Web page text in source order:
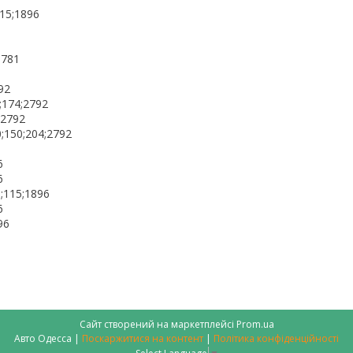
Сайт створений на маркетплейсі Prom.ua
Авто Одесса | Поскаржитися на контент | Політика конфіденційності